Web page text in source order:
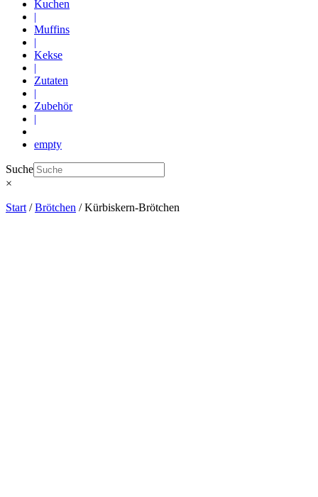
Kuchen
|
Muffins
|
Kekse
|
Zutaten
|
Zubehör
|
empty
Suche
×
Start /Brötchen / Kürbiskern-Brötchen